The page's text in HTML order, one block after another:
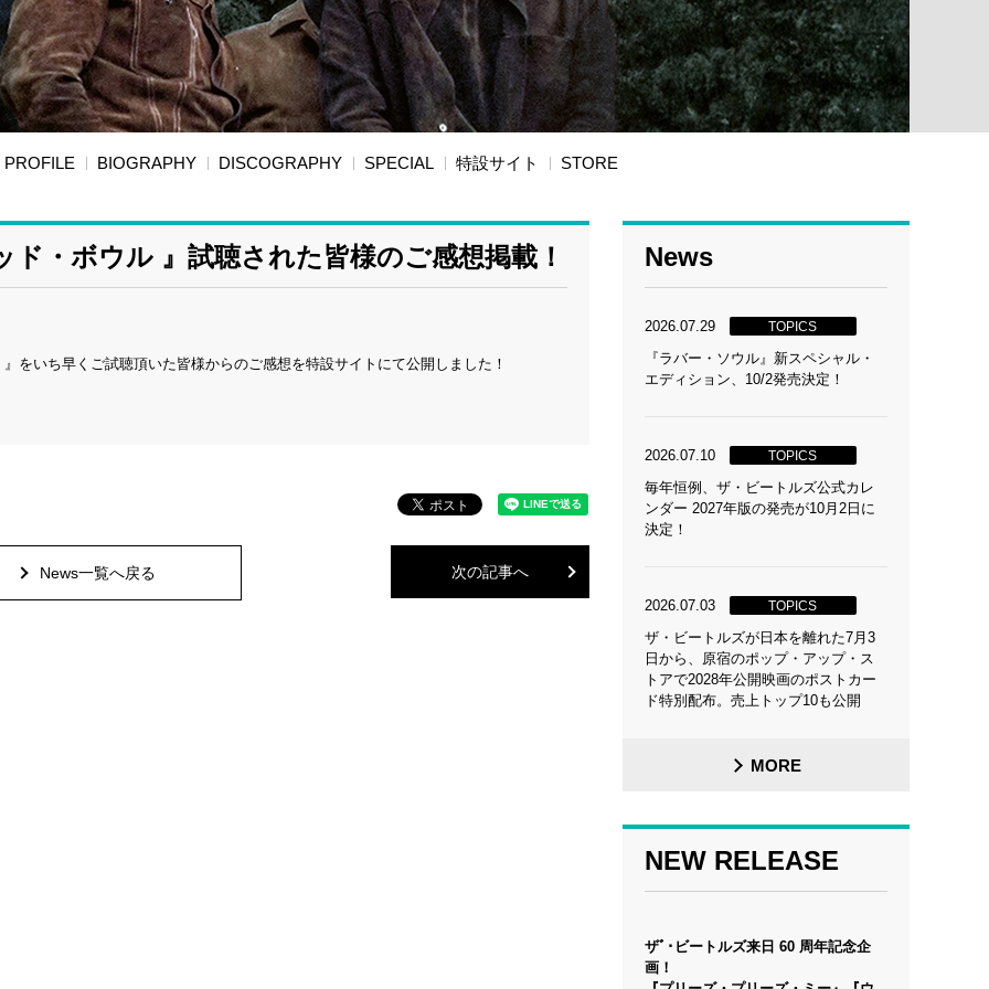
PROFILE BIOGRAPHY DISCOGRAPHY SPECIAL 特設サイト STORE
ド・ボウル 』試聴された皆様のご感想掲載！
をいち早くご試聴頂いた皆様からのご感想を特設サイトにて公開しました！
次の記事へ
News一覧へ戻る
News
2026.07.29 TOPICS
『ラバー・ソウル』新スペシャル・
エディション、10/2発売決定！
2026.07.10 TOPICS
毎年恒例、ザ・ビートルズ公式カレ
ンダー 2027年版の発売が10月2日に
決定！
2026.07.03 TOPICS
ザ・ビートルズが日本を離れた7月3
日から、原宿のポップ・アップ・ス
トアで2028年公開映画のポストカー
ド特別配布。売上トップ10も公開
MORE
NEW RELEASE
ザﾞ･ビートルズ来日 60 周年記念企
画！